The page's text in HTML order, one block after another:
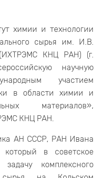
химии и технологии
сырья им. И.В.
КНЦ РАН) (г.
научную
участием
в области химии и
материалов»,
КНЦ РАН.
АН СССР, РАН Ивана
который в советское
комплексного